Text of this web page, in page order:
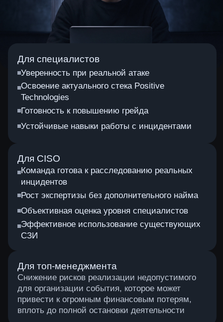
Заполните форму, и мы подберем
условия программы с учетом ваших
Я даю согласие на получение рекламных и
Я даюсогласие на обработку моих
с условиями политики конфиденциальности
Positive Technologies, 2002—2026.